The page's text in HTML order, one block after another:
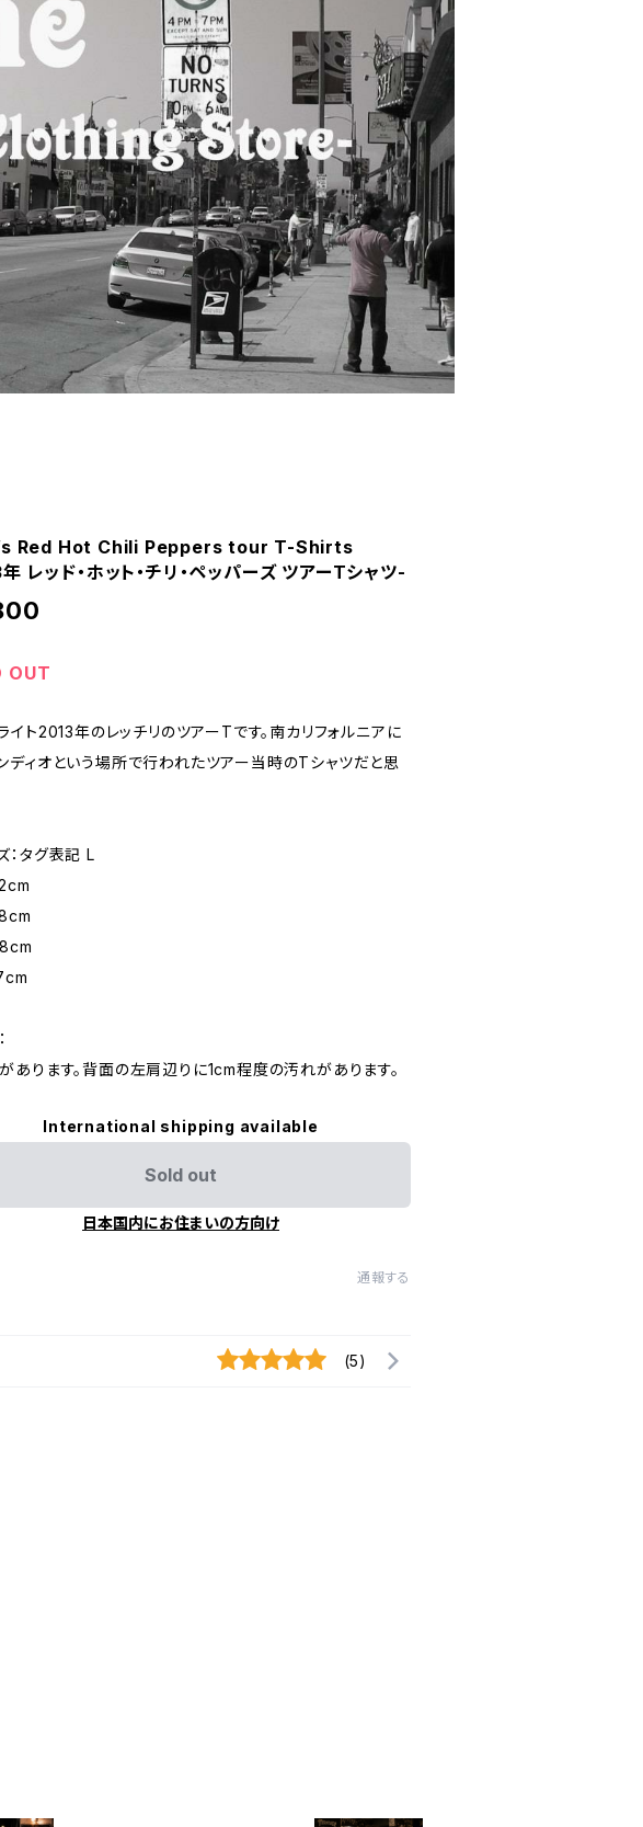
Red Hot Chili Peppers tour T-Shirts
レッド・ホット・チリ・ペッパーズ ツアーTシャツ-
OUT
イト2013年のレッチリのツアーTです。南カリフォルニアに
ディオという場所で行われたツアー当時のTシャツだと思
：タグ表記 L
あります。背面の左肩辺りに1cm程度の汚れがあります。
International shipping available
Sold out
日本国内にお住まいの方向け
通報する
(5)